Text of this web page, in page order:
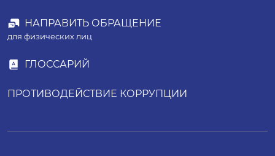
НАПРАВИТЬ ОБРАЩЕНИЕ
для физических лиц
ГЛОССАРИЙ
ПРОТИВОДЕЙСТВИЕ КОРРУПЦИИ